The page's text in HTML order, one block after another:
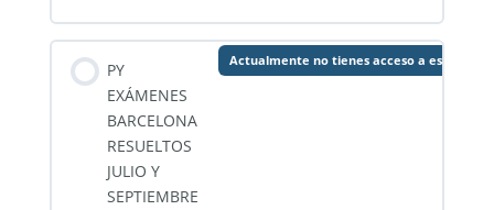
PY
EXÁMENES
BARCELONA
RESUELTOS
JULIO Y
SEPTIEMBRE
Actualmente no tienes acceso a este